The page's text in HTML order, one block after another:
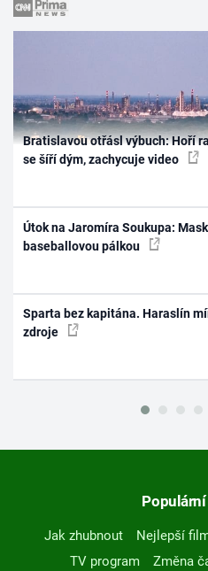
Bratislavou otřásl výbuch: Hoří
se šíří dým, zachycuje video
Útok na Jaromíra Soukupa:
baseballovou pálkou
Sparta bez kapitána. Haraslín
zdroje
Jak zhubnout Nejlepší
TV program
Změna